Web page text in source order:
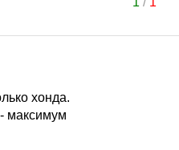
хонда.
максимум